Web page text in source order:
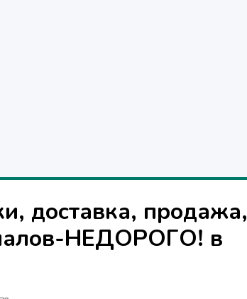
доставка, продажа,
НЕДОРОГО! в